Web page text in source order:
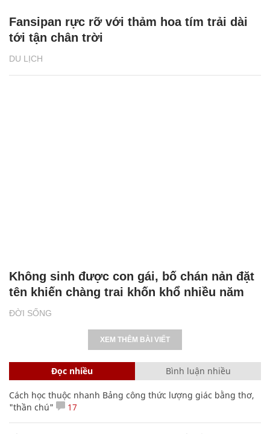
DU LỊCH
Fansipan rực rỡ với thảm hoa tím trải dài
tới tận chân trời
ĐỜI SỐNG
Không sinh được con gái, bố chán nản đặt
tên khiến chàng trai khốn khổ nhiều năm
XEM THÊM BÀI VIẾT
Đọc nhiều Bình luận nhiều
Cách học thuộc nhanh Bảng công thức lượng giác bằng thơ,
"thần chú"
17